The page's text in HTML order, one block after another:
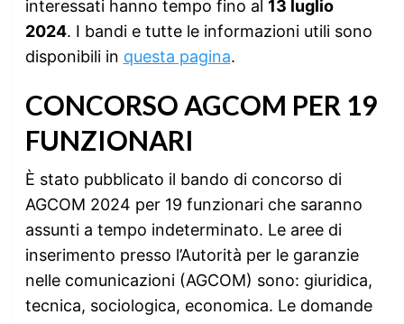
interessati hanno tempo fino al 13 luglio
2024. I bandi e tutte le informazioni utili sono
disponibili in questa pagina.
CONCORSO AGCOM PER 19
FUNZIONARI
È stato pubblicato il bando di concorso di
AGCOM 2024 per 19 funzionari che saranno
assunti a tempo indeterminato. Le aree di
inserimento presso l’Autorità per le garanzie
nelle comunicazioni (AGCOM) sono: giuridica,
tecnica, sociologica, economica. Le domande